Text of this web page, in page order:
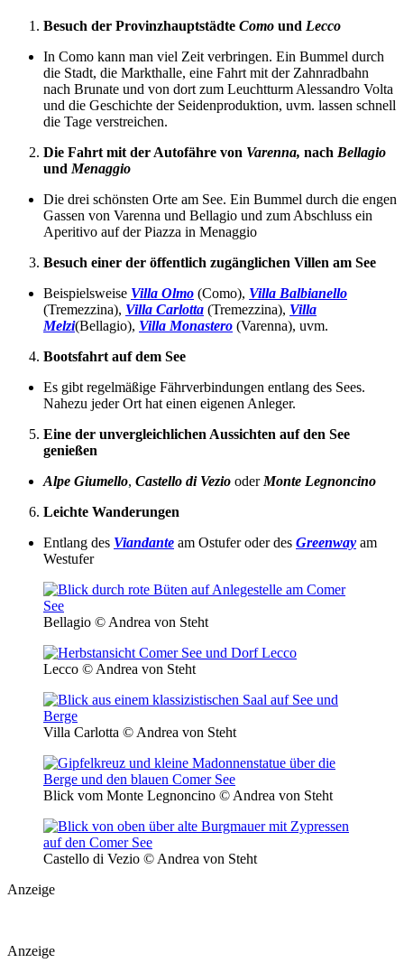
Besuch der Provinzhauptstädte Como und Lecco
In Como kann man viel Zeit verbringen. Ein Bummel durch
die Stadt, die Markthalle, eine Fahrt mit der Zahnradbahn
nach Brunate und von dort zum Leuchtturm Alessandro Volta
und die Geschichte der Seidenproduktion, uvm. lassen schnell
die Tage verstreichen.
Die Fahrt mit der Autofähre von Varenna, nach Bellagio
und Menaggio
Die drei schönsten Orte am See. Ein Bummel durch die engen
Gassen von Varenna und Bellagio und zum Abschluss ein
Aperitivo auf der Piazza in Menaggio
Besuch einer der öffentlich zugänglichen Villen am See
Beispielsweise Villa Olmo (Como), Villa Balbianello
(Tremezzina), Villa Carlotta (Tremezzina), Villa
Melzi(Bellagio), Villa Monastero (Varenna), uvm.
Bootsfahrt auf dem See
Es gibt regelmäßige Fährverbindungen entlang des Sees.
Nahezu jeder Ort hat einen eigenen Anleger.
Eine der unvergleichlichen Aussichten auf den See
genießen
Alpe Giumello, Castello di Vezio oder Monte Legnoncino
Leichte Wanderungen
Entlang des Viandante am Ostufer oder des Greenway am
Westufer
Bellagio © Andrea von Steht
Lecco © Andrea von Steht
Villa Carlotta © Andrea von Steht
Blick vom Monte Legnoncino © Andrea von Steht
Castello di Vezio © Andrea von Steht
Anzeige
Anzeige